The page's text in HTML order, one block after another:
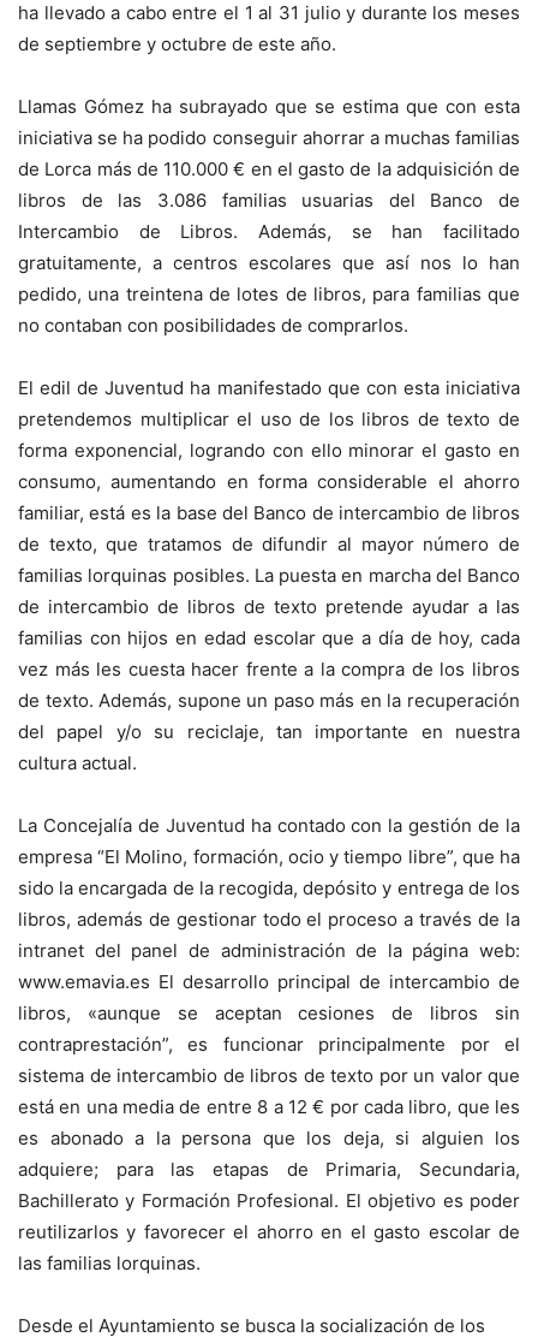
ha llevado a cabo entre el 1 al 31 julio y durante los meses
de septiembre y octubre de este año.
Llamas Gómez ha subrayado que se estima que con esta
iniciativa se ha podido conseguir ahorrar a muchas familias
de Lorca más de 110.000 € en el gasto de la adquisición de
libros de las 3.086 familias usuarias del Banco de
Intercambio de Libros. Además, se han facilitado
gratuitamente, a centros escolares que así nos lo han
pedido, una treintena de lotes de libros, para familias que
no contaban con posibilidades de comprarlos.
El edil de Juventud ha manifestado que con esta iniciativa
pretendemos multiplicar el uso de los libros de texto de
forma exponencial, logrando con ello minorar el gasto en
consumo, aumentando en forma considerable el ahorro
familiar, está es la base del Banco de intercambio de libros
de texto, que tratamos de difundir al mayor número de
familias lorquinas posibles. La puesta en marcha del Banco
de intercambio de libros de texto pretende ayudar a las
familias con hijos en edad escolar que a día de hoy, cada
vez más les cuesta hacer frente a la compra de los libros
de texto. Además, supone un paso más en la recuperación
del papel y/o su reciclaje, tan importante en nuestra
cultura actual.
La Concejalía de Juventud ha contado con la gestión de la
empresa “El Molino, formación, ocio y tiempo libre”, que ha
sido la encargada de la recogida, depósito y entrega de los
libros, además de gestionar todo el proceso a través de la
intranet del panel de administración de la página web:
www.emavia.es El desarrollo principal de intercambio de
libros, «aunque se aceptan cesiones de libros sin
contraprestación”, es funcionar principalmente por el
sistema de intercambio de libros de texto por un valor que
está en una media de entre 8 a 12 € por cada libro, que les
es abonado a la persona que los deja, si alguien los
adquiere; para las etapas de Primaria, Secundaria,
Bachillerato y Formación Profesional. El objetivo es poder
reutilizarlos y favorecer el ahorro en el gasto escolar de
las familias lorquinas.
Desde el Ayuntamiento se busca la socialización de los